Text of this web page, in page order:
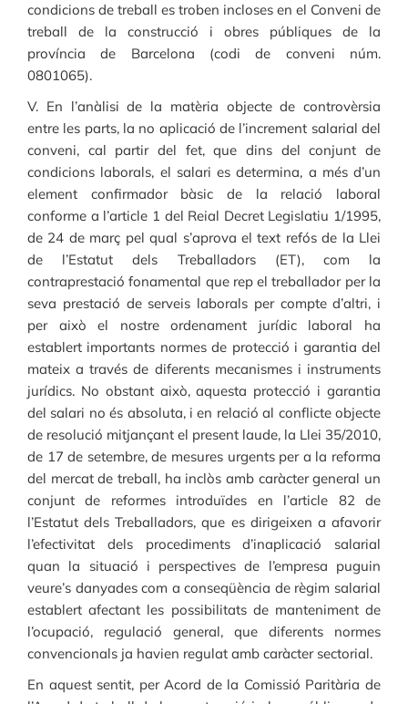
condicions de treball es troben incloses en el Conveni de
treball de la construcció i obres públiques de la
província de Barcelona (codi de conveni núm.
0801065).
V. En l’anàlisi de la matèria objecte de controvèrsia
entre les parts, la no aplicació de l’increment salarial del
conveni, cal partir del fet, que dins del conjunt de
condicions laborals, el salari es determina, a més d’un
element confirmador bàsic de la relació laboral
conforme a l’article 1 del Reial Decret Legislatiu 1/1995,
de 24 de març pel qual s’aprova el text refós de la Llei
de l’Estatut dels Treballadors (ET), com la
contraprestació fonamental que rep el treballador per la
seva prestació de serveis laborals per compte d’altri, i
per això el nostre ordenament jurídic laboral ha
establert importants normes de protecció i garantia del
mateix a través de diferents mecanismes i instruments
jurídics. No obstant això, aquesta protecció i garantia
del salari no és absoluta, i en relació al conflicte objecte
de resolució mitjançant el present laude, la Llei 35/2010,
de 17 de setembre, de mesures urgents per a la reforma
del mercat de treball, ha inclòs amb caràcter general un
conjunt de reformes introduïdes en l’article 82 de
l’Estatut dels Treballadors, que es dirigeixen a afavorir
l’efectivitat dels procediments d’inaplicació salarial
quan la situació i perspectives de l’empresa puguin
veure’s danyades com a conseqüència de règim salarial
establert afectant les possibilitats de manteniment de
l’ocupació, regulació general, que diferents normes
convencionals ja havien regulat amb caràcter sectorial.
En aquest sentit, per Acord de la Comissió Paritària de